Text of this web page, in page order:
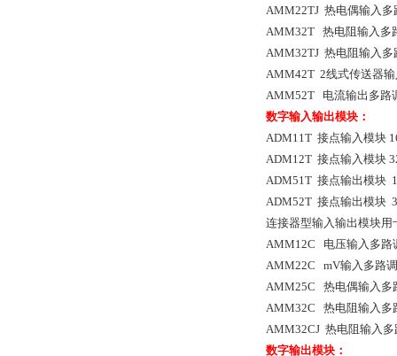
AMM22TJ 热电偶输入多
AMM32T 热电阻输入多
AMM32TJ 热电阻输入多
AMM42T 2线式传送器
AMM52T 电流输出多路
数字输入输出模块：
ADM11T 接点输入模块
ADM12T 接点输入模块
ADM51T 接点输出模块
ADM52T 接点输出模块
连接器型输入输出模块
AMM12C 电压输入多路
AMM22C mV输入多路
AMM25C 热电偶输入多
AMM32C 热电阻输入多
AMM32CJ 热电阻输入
数字输出模块：